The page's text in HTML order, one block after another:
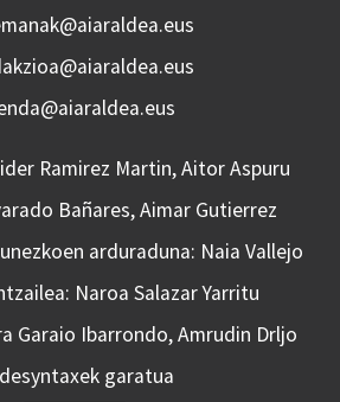
Ramirez Martin, Aitor Aspuru
Bañares, Aimar Gutierrez
arduraduna: Naia Vallejo
Naroa Salazar Yarritu
Garaio Ibarrondo, Amrudin Drljo
garatua